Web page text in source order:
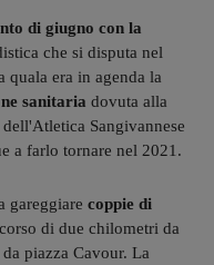
di giugno con la
che si disputa nel
quala era in agenda la
sanitaria dovuta alla
Sangivannese
a farlo tornare nel 2021.
gareggiare coppie di
di due chilometri da
piazza Cavour. La